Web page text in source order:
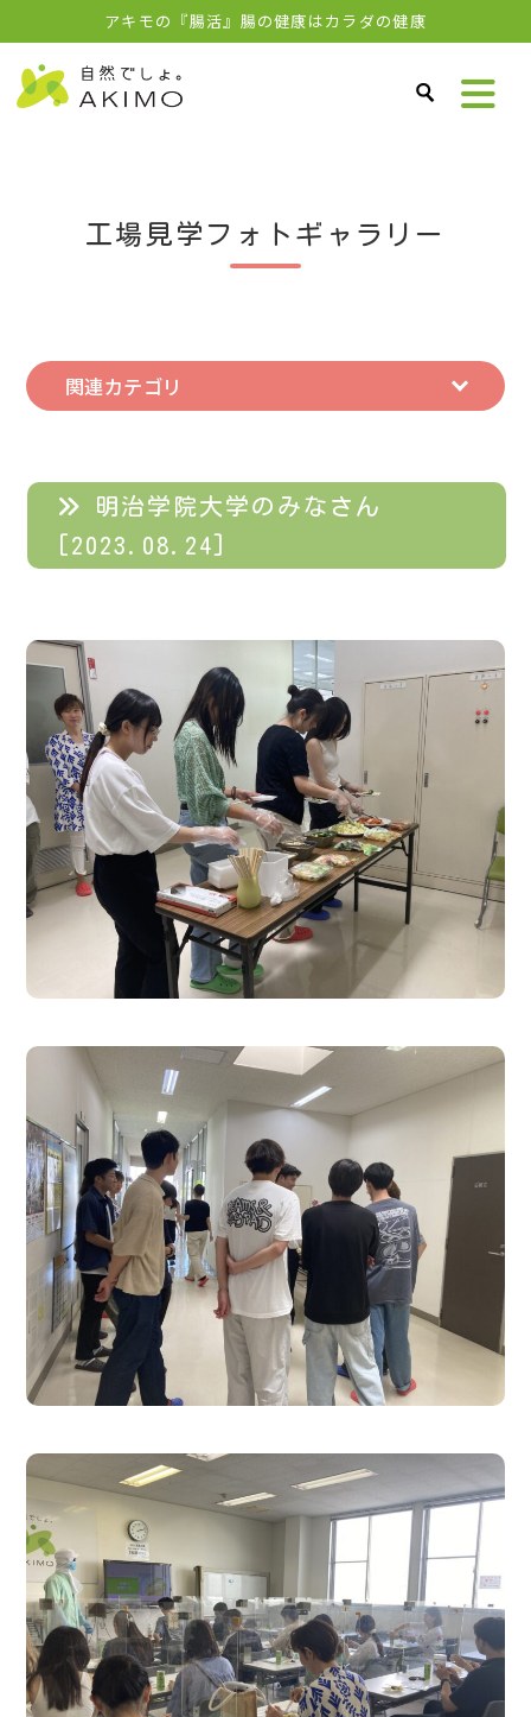
アキモの『腸活』腸の健康はカラダの健康
工場見学フォトギャラリー
関連カテゴリ
明治学院大学のみなさん
[2023.08.24]